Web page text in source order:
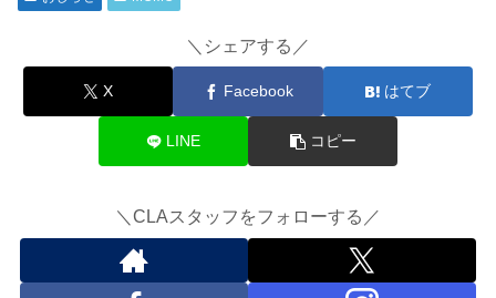
＼シェアする／
X Facebook はてブ
LINE コピー
＼CLAスタッフをフォローする／